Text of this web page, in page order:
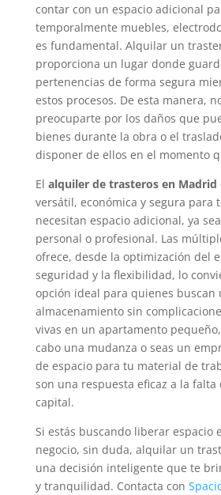
contar con un espacio adicional
temporalmente muebles,
es fundamental. Alquilar un
proporciona un lugar donde
pertenencias de forma segura
estos procesos. De esta manera,
preocuparte por los daños que
bienes durante la obra o el
disponer de ellos en el momento
El alquiler de trasteros en Madrid
versátil, económica y segura para
necesitan espacio adicional, ya
personal o profesional. Las
ofrece, desde la optimización del
seguridad y la flexibilidad, lo
opción ideal para quienes buscan
almacenamiento sin
vivas en un apartamento
cabo una mudanza o seas un
de espacio para tu material de
son una respuesta eficaz a la falta
capital.
Si estás buscando liberar espacio
negocio, sin duda, alquilar un
una decisión inteligente que te
y tranquilidad. Contacta con